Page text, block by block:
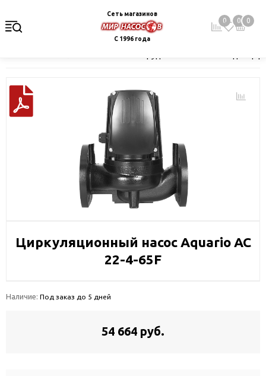
Сеть магазинов
С 1996 года
0 0 0
Циркуляционный насос Aquario AC
22-4-65F
Наличие: Под заказ до 5 дней
54 664 руб.